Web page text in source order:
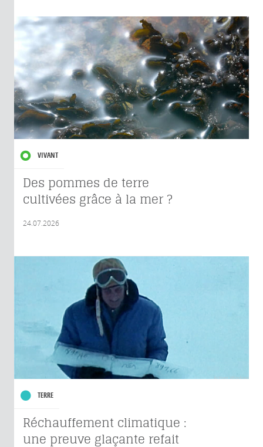
VIVANT
Des pommes de terre
cultivées grâce à la mer ?
24.07.2026
TERRE
Réchauffement climatique :
une preuve glaçante refait